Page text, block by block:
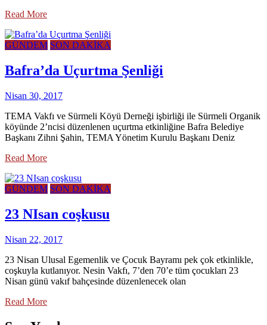
Read More
GÜNDEM SON DAKİKA
Bafra’da Uçurtma Şenliği
Nisan 30, 2017
TEMA Vakfı ve Sürmeli Köyü Derneği işbirliği ile Sürmeli Organik
köyünde 2’ncisi düzenlenen uçurtma etkinliğine Bafra Belediye
Başkanı Zihni Şahin, TEMA Yönetim Kurulu Başkanı Deniz
Read More
GÜNDEM SON DAKİKA
23 NIsan coşkusu
Nisan 22, 2017
23 Nisan Ulusal Egemenlik ve Çocuk Bayramı pek çok etkinlikle,
coşkuyla kutlanıyor. Nesin Vakfı, 7’den 70’e tüm çocukları 23
Nisan günü vakıf bahçesinde düzenlenecek olan
Read More